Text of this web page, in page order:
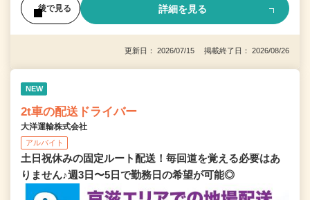
後で見る 詳細を見る
更新日： 2026/07/15 掲載終了日： 2026/08/26
NEW
2t車の配送ドライバー
大洋運輸株式会社
アルバイト
土日祝休みの固定ルート配送！毎回道を覚える必要はあ
りません♪週3日〜5日で勤務日の希望が可能◎